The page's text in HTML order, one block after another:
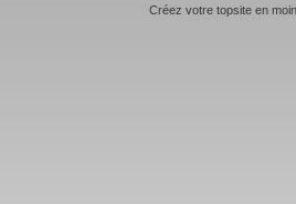
Créez votre topsite en